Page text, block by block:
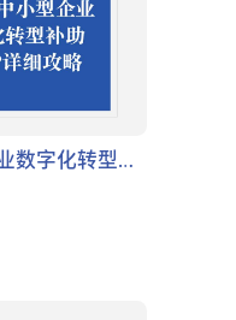
CDAP 加拿大中小型企业数字化转型补助申请攻略